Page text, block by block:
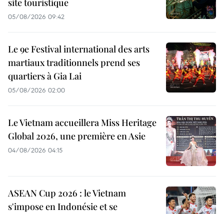
site touristique
05/08/2026 09:42
Le 9e Festival international des arts
martiaux traditionnels prend ses
quartiers à Gia Lai
05/08/2026 02:00
Le Vietnam accueillera Miss Heritage
Global 2026, une première en Asie
04/08/2026 04:15
ASEAN Cup 2026 : le Vietnam
s'impose en Indonésie et se